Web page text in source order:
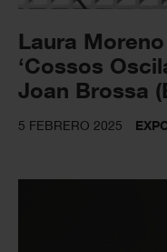
Laura
‘Cossos
Joan Brossa
5 FEBRERO 2025